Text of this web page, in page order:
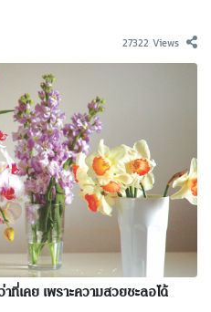
27322 Views
ที่เคย เพราะความสวยชะลอได้